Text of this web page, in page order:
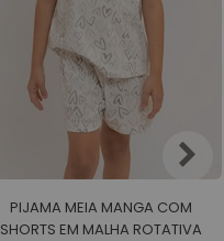
PIJAMA MEIA MANGA COM
SHORTS EM MALHA ROTATIVA